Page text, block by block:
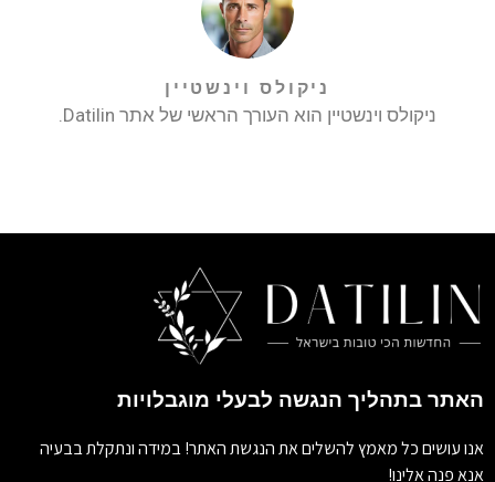
ניקולס וינשטיין
ניקולס וינשטיין הוא העורך הראשי של אתר Datilin.
האתר בתהליך הנגשה לבעלי מוגבלויות
אנו עושים כל מאמץ להשלים את הנגשת האתר! במידה ונתקלת בבעיה
אנא פנה אלינו!